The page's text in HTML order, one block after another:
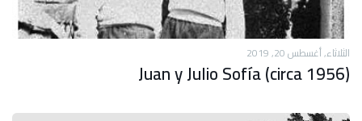
الثلاثاء, أغسطس 20, 2019
Juan y Julio Sofía (circa 1956)